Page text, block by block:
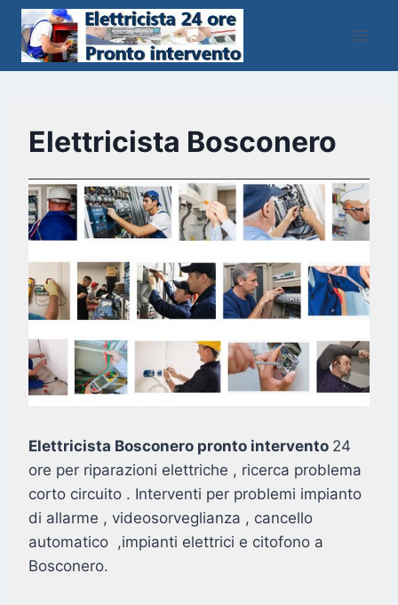
Salta
contenuto
Elettricista Bosconero
Elettricista Bosconero pronto intervento 24
ore per riparazioni elettriche , ricerca problema
corto circuito . Interventi per problemi impianto
di allarme , videosorveglianza , cancello
automatico ,impianti elettrici e citofono a
Bosconero.